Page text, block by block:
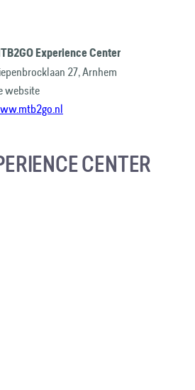
Experience Center
27, Arnhem
website
CENTER